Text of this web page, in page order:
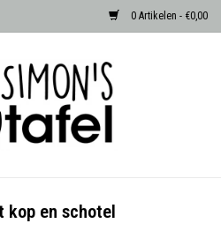
0 Artikelen - €0,00
kop en schotel